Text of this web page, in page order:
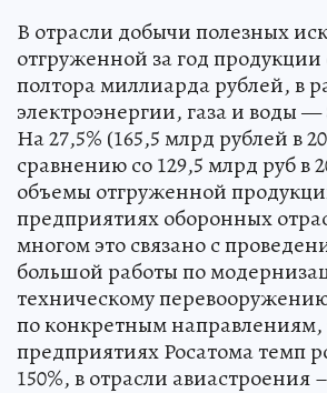
В отрасли добычи полезных
отгруженной за год продукции
полтора миллиарда рублей, в
электроэнергии, газа и воды
На 27,5% (165,5 млрд рублей в
сравнению со 129,5 млрд руб в
объемы отгруженной
предприятиях оборонных
многом это связано с
большой работы по
техническому
по конкретным направлениям,
предприятиях Росатома темп
150%, в отрасли авиастроения